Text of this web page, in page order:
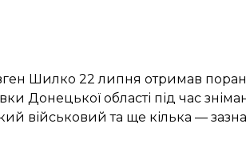
Шилко 22 липня отримав
Донецької області під час
військовий та ще кілька —